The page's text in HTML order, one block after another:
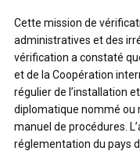
Cette mission de
administratives et des
vérification a constaté
et de la Coopération
régulier de l’installation
diplomatique nommé ou
manuel de procédures.
réglementation du pays